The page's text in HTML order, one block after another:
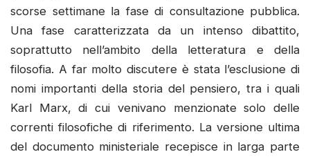
scorse settimane la fase di consultazione pubblica.
Una fase caratterizzata da un intenso dibattito,
soprattutto nell’ambito della letteratura e della
filosofia. A far molto discutere è stata l’esclusione di
nomi importanti della storia del pensiero, tra i quali
Karl Marx, di cui venivano menzionate solo delle
correnti filosofiche di riferimento. La versione ultima
del documento ministeriale recepisce in larga parte